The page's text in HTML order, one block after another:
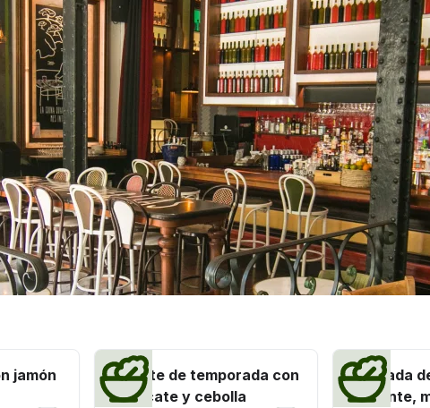
jamón
Tomate de temporada con
aguacate y cebolla
Ensalada
crujiente,